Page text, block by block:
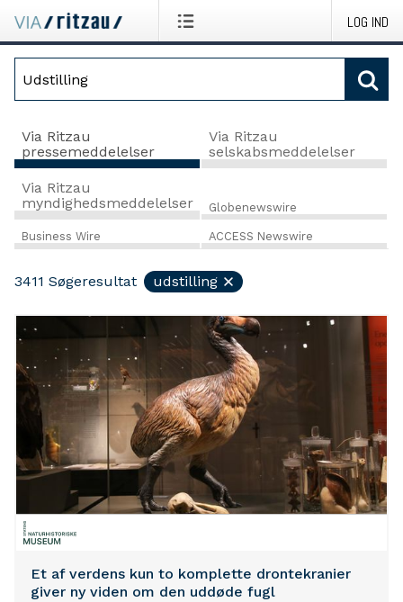
LOG IND
Via Ritzau
pressemeddelelser
Via Ritzau
selskabsmeddelelser
Via Ritzau
myndighedsmeddelelser
Globenewswire
Business Wire ACCESS Newswire
3411 Søgeresultat udstilling
Et af verdens kun to komplette drontekranier
giver ny viden om den uddøde fugl